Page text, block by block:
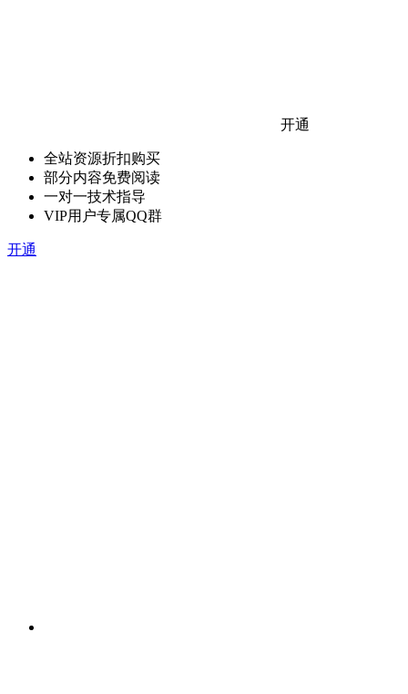
开通
全站资源折扣购买
部分内容免费阅读
一对一技术指导
VIP用户专属QQ群
开通